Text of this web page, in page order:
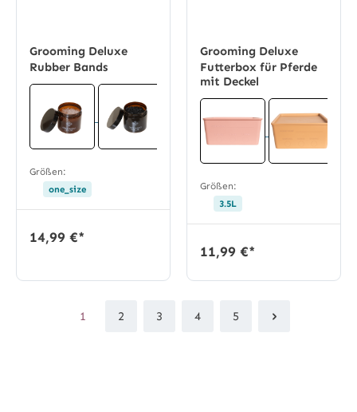
Grooming Deluxe
Rubber Bands
Größen:
one_size
14,99 €*
Grooming Deluxe
Futterbox für Pferde
mit Deckel
Größen:
3.5L
11,99 €*
Seite
1
Seite
2
Seite
3
Seite
4
Seite
5